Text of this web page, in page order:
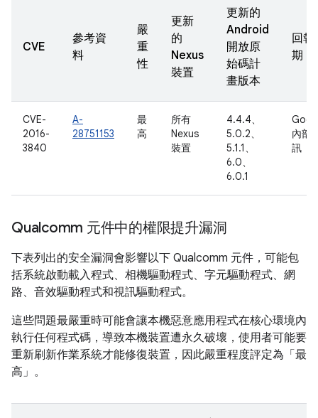
CVE
參考資
料
嚴
重
性
更新
的
Nexus
裝置
更新的
Android
開放原
始碼計
畫版本
回報
期
CVE-
2016-
3840
A-
28751153
最
高
所有
Nexus
裝置
4.4.4、
5.0.2、
5.1.1、
6.0、
6.0.1
內部
訊
Qualcomm 元件中的權限提升漏洞
下表列出的安全漏洞會影響以下 Qualcomm 元件，可能包
括系統啟動載入程式、相機驅動程式、字元驅動程式、網
路、音效驅動程式和視訊驅動程式。
這些問題最嚴重時可能會讓本機惡意應用程式在核心環境內
執行任何程式碼，導致本機裝置遭永久破壞，使用者可能要
重新刷新作業系統才能修復裝置，因此嚴重程度評定為「最
高」。